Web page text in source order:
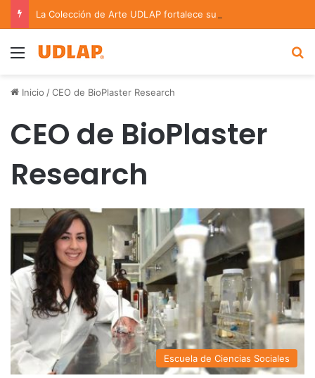
Menu
Inicio /CEO de BioPlaster Research
CEO de BioPlaster
Research
Escuela de Ciencias Sociales